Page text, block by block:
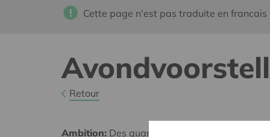
Cette page n'est pas traduite en francais
Retour
Ambition: Des quartiers chaleureux et